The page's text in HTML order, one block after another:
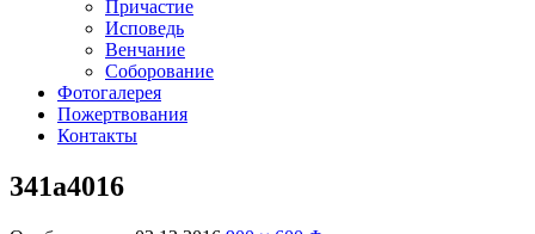
Причастие
Исповедь
Венчание
Соборование
Фотогалерея
Пожертвования
Контакты
341a4016